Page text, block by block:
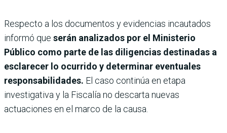
Respecto a los documentos y evidencias incautados
informó que serán analizados por el Ministerio
Público como parte de las diligencias destinadas a
esclarecer lo ocurrido y determinar eventuales
responsabilidades. El caso continúa en etapa
investigativa y la Fiscalía no descarta nuevas
actuaciones en el marco de la causa.